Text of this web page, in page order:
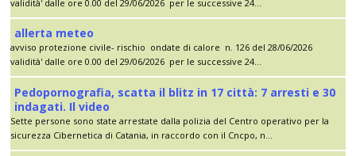
validità' dalle ore 0.00 del 29/06/2026 per le successive 24...
allerta meteo
avviso protezione civile- rischio ondate di calore n. 126 del 28/06/2026
validità' dalle ore 0.00 del 29/06/2026 per le successive 24...
Pedopornografia, scatta il blitz in 17 città: 7 arresti e 30
indagati. Il video
Sette persone sono state arrestate dalla polizia del Centro operativo per la
sicurezza Cibernetica di Catania, in raccordo con il Cncpo, n...